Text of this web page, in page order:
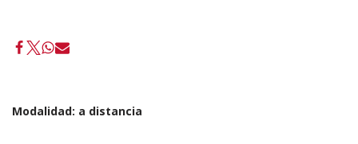
Modalidad: a distancia